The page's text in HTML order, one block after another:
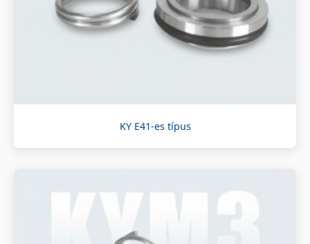
KY E41-es típus